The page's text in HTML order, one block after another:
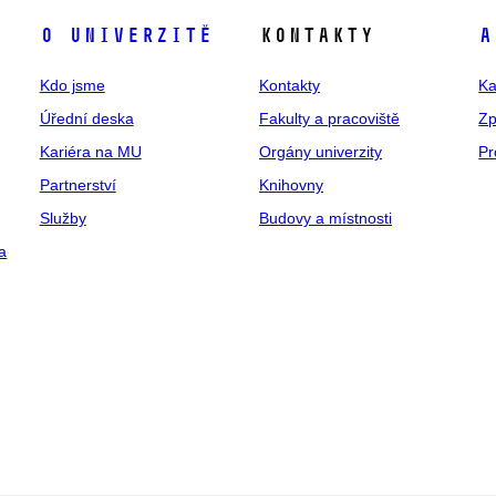
O univerzitě
Kdo jsme
Úřední deska
Kariéra na MU
Partnerství
Služby
Kontakty
Kontakty
Fakulty a pracoviště
Orgány univerzity
Knihovny
Budovy a místnosti